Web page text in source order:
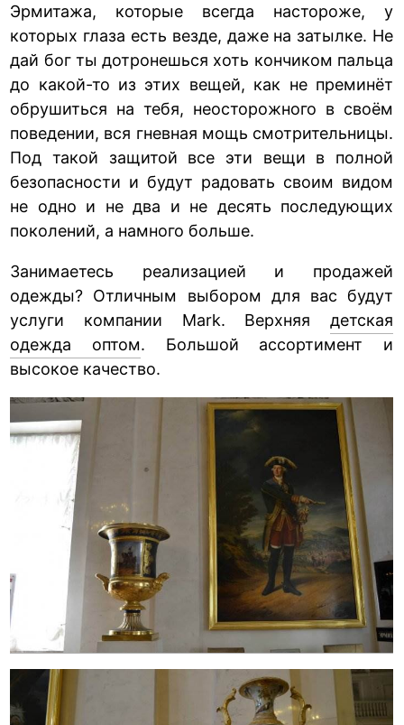
Эрмитажа, которые всегда настороже, у
которых глаза есть везде, даже на затылке. Не
дай бог ты дотронешься хоть кончиком пальца
до какой-то из этих вещей, как не преминёт
обрушиться на тебя, неосторожного в своём
поведении, вся гневная мощь смотрительницы.
Под такой защитой все эти вещи в полной
безопасности и будут радовать своим видом
не одно и не два и не десять последующих
поколений, а намного больше.
Занимаетесь реализацией и продажей
одежды? Отличным выбором для вас будут
услуги компании Mark. Верхняя детская
одежда оптом. Большой ассортимент и
высокое качество.